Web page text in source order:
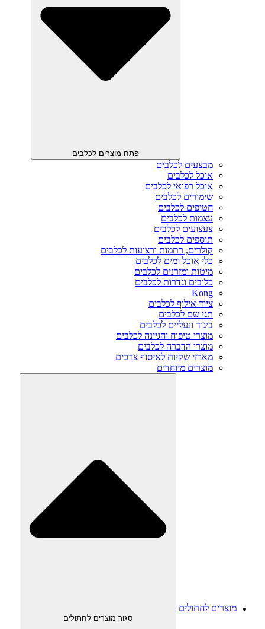
פתח מוצרים לכלבים
מבצעים לכלבים
אוכל לכלבים
אוכל רפואי לכלבים
שימורים לכלבים
חטיפים לכלבים
עצמות לכלבים
צעצועים לכלבים
תוספים לכלבים
קולרים, רתמות ורצועות לכלבים
כלי אוכל ומים לכלבים
מיטות ומזרנים לכלבים
כלובים וגדרות לכלבים
Kong
ציוד אילוף לכלבים
תגי שם לכלבים
ביגוד ונעליים לכלבים
מוצרי טיפוח והגיינה לכלבים
מוצרי הדברה לכלבים
מארזי שקיות לאיסוף צרכים
מוצרים מיוחדים
מוצרים לחתולים
סגור מוצרים לחתולים